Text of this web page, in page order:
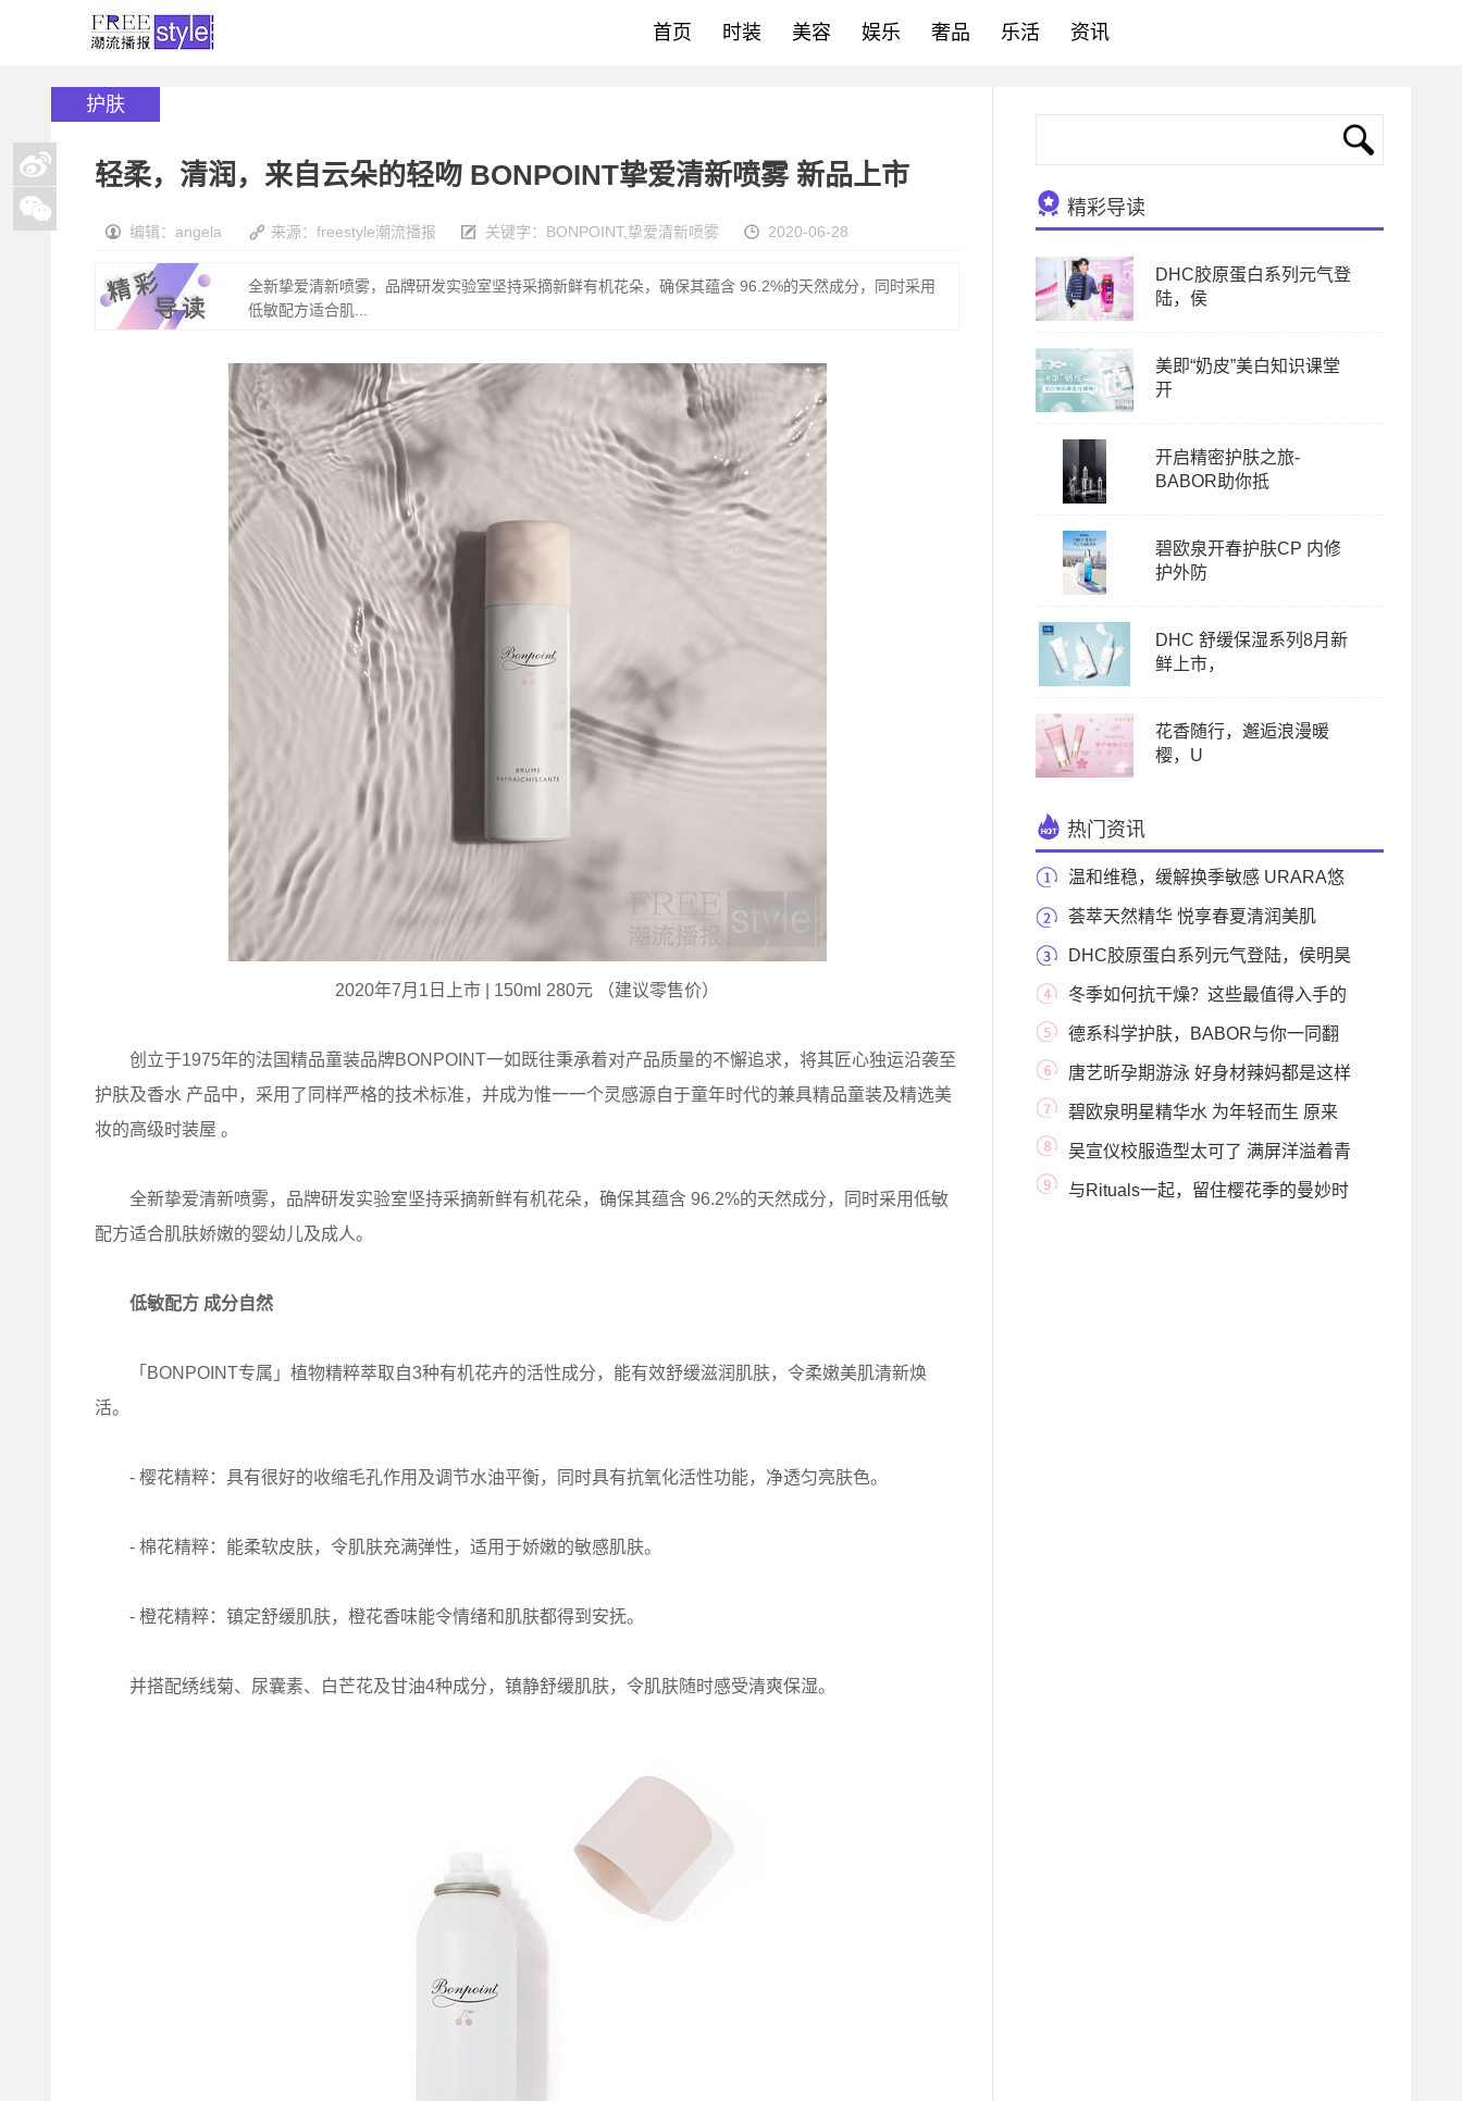
首页 时装 美容 娱乐 奢品 乐活 资讯
护肤
轻柔，清润，来自云朵的轻吻 BONPOINT挚爱清新喷雾 新品上市
编辑：angela 来源：freestyle潮流播报 关键字： BONPOINT, 挚爱清新喷雾 2020-06-28
全新挚爱清新喷雾，品牌研发实验室坚持采摘新鲜有机花朵，确保其蕴含 96.2%的天然成分，同时采用
低敏配方适合肌...
2020年7月1日上市 | 150ml 280元 （建议零售价）
创立于1975年的法国精品童装品牌BONPOINT一如既往秉承着对产品质量的不懈追求，将其匠心独运沿袭至
护肤及香水 产品中，采用了同样严格的技术标准，并成为惟一一个灵感源自于童年时代的兼具精品童装及精选美
妆的高级时装屋 。
全新挚爱清新喷雾，品牌研发实验室坚持采摘新鲜有机花朵，确保其蕴含 96.2%的天然成分，同时采用低敏
配方适合肌肤娇嫩的婴幼儿及成人。
低敏配方 成分自然
「BONPOINT专属」植物精粹萃取自3种有机花卉的活性成分，能有效舒缓滋润肌肤，令柔嫩美肌清新焕
活。
- 樱花精粹：具有很好的收缩毛孔作用及调节水油平衡，同时具有抗氧化活性功能，净透匀亮肤色。
- 棉花精粹：能柔软皮肤，令肌肤充满弹性，适用于娇嫩的敏感肌肤。
- 橙花精粹：镇定舒缓肌肤，橙花香味能令情绪和肌肤都得到安抚。
并搭配绣线菊、尿囊素、白芒花及甘油4种成分，镇静舒缓肌肤，令肌肤随时感受清爽保湿。
精彩导读
DHC胶原蛋白系列元气登
陆，侯
美即“奶皮”美白知识课堂
开
开启精密护肤之旅-
BABOR助你抵
碧欧泉开春护肤CP 内修
护外防
DHC 舒缓保湿系列8月新
鲜上市，
花香随行，邂逅浪漫暖
樱，U
热门资讯
温和维稳，缓解换季敏感 URARA悠
莱为肌肤撑起防
荟萃天然精华 悦享春夏清润美肌
DHC胶原蛋白系列元气登陆，侯明昊
亲临广州解锁
冬季如何抗干燥？这些最值得入手的
保湿好物你
德系科学护肤，BABOR与你一同翻
开肌肤新篇章
唐艺昕孕期游泳 好身材辣妈都是这样
炼成的碧欧泉明星精华水 为年轻而生 原来
你是这样的「
吴宣仪校服造型太可了 满屏洋溢着青
春的气息与Rituals一起，留住樱花季的曼妙时